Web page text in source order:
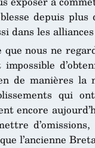
depuis plus
dans les
nous ne
de manières la
qui
encore
l’ancienne